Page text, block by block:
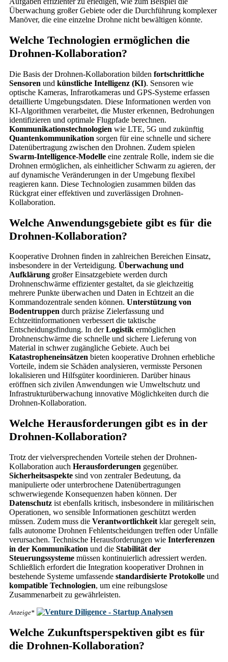
Überwachung großer Gebiete oder die Durchführung komplexer
Manöver, die eine einzelne Drohne nicht bewältigen könnte.
Welche Technologien ermöglichen die
Drohnen-Kollaboration?
Die Basis der Drohnen-Kollaboration bilden fortschrittliche
Sensoren und künstliche Intelligenz (KI). Sensoren wie
optische Kameras, Infrarotkameras und GPS-Systeme erfassen
detaillierte Umgebungsdaten. Diese Informationen werden von
KI-Algorithmen verarbeitet, die Muster erkennen, Bedrohungen
identifizieren und optimale Flugpfade berechnen.
Kommunikationstechnologien wie LTE, 5G und zukünftig
Quantenkommunikation sorgen für eine schnelle und sichere
Datenübertragung zwischen den Drohnen. Zudem spielen
Swarm-Intelligence-Modelle eine zentrale Rolle, indem sie die
Drohnen ermöglichen, als einheitlicher Schwarm zu agieren, der
auf dynamische Veränderungen in der Umgebung flexibel
reagieren kann. Diese Technologien zusammen bilden das
Rückgrat einer effektiven und zuverlässigen Drohnen-
Kollaboration.
Welche Anwendungsgebiete gibt es für die
Drohnen-Kollaboration?
Kooperative Drohnen finden in zahlreichen Bereichen Einsatz,
insbesondere in der Verteidigung. Überwachung und
Aufklärung großer Einsatzgebiete werden durch
Drohnenschwärme effizienter gestaltet, da sie gleichzeitig
mehrere Punkte überwachen und Daten in Echtzeit an die
Kommandozentrale senden können. Unterstützung von
Bodentruppen durch präzise Zielerfassung und
Echtzeitinformationen verbessert die taktische
Entscheidungsfindung. In derLogistik ermöglichen
Drohnenschwärme die schnelle und sichere Lieferung von
Material in schwer zugängliche Gebiete. Auch bei
Katastropheneinsätzen bieten kooperative Drohnen erhebliche
Vorteile, indem sie Schäden analysieren, vermisste Personen
lokalisieren und Hilfsgüter koordinieren. Darüber hinaus
eröffnen sich zivilen Anwendungen wie Umweltschutz und
Infrastrukturüberwachung innovative Möglichkeiten durch die
Drohnen-Kollaboration.
Welche Herausforderungen gibt es in der
Drohnen-Kollaboration?
Trotz der vielversprechenden Vorteile stehen der Drohnen-
Kollaboration auch Herausforderungen gegenüber.
Sicherheitsaspekte sind von zentraler Bedeutung, da
manipulierte oder unterbrochene Datenübertragungen
schwerwiegende Konsequenzen haben können. Der
Datenschutz ist ebenfalls kritisch, insbesondere in militärischen
Operationen, wo sensible Informationen geschützt werden
müssen. Zudem muss die Verantwortlichkeit klar geregelt sein,
falls autonome Drohnen Fehlentscheidungen treffen oder Unfälle
verursachen. Technische Herausforderungen wie Interferenzen
in der Kommunikation und die Stabilität der
Steuerungssysteme müssen kontinuierlich adressiert werden.
Schließlich erfordert die Integration kooperativer Drohnen in
bestehende Systeme umfassende standardisierte Protokolle und
kompatible Technologien, um eine reibungslose
Zusammenarbeit zu gewährleisten.
Anzeige*
Welche Zukunftsperspektiven gibt es für
die Drohnen-Kollaboration?